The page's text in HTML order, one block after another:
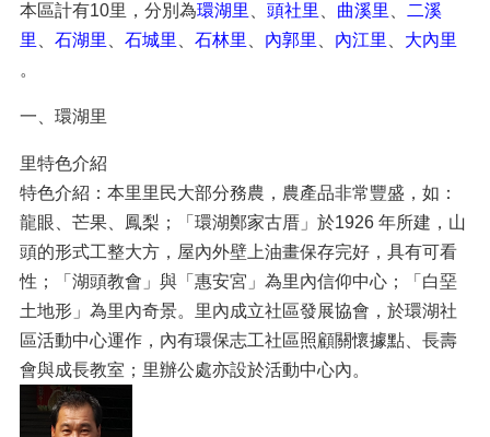
本區計有10里，分別為環湖里 頭社里 曲溪里
二溪
里
石湖里 石城里 石林里 內郭里 內江里
大內里
。
一、環湖里
里特色介紹
特色介紹：本里里民大部分務農，農產品非常豐盛，如：
龍眼、芒果、鳳梨；「環湖鄭家古厝」於1926 年所建，山
頭的形式工整大方，屋內外壁上油畫保存完好，具有可看
性；「湖頭教會」與「惠安宮」為里內信仰中心；「白堊
土地形」為里內奇景。里內成立社區發展協會，於環湖社
區活動中心運作，內有環保志工社區照顧關懷據點、長壽
會與成長教室；里辦公處亦設於活動中心內。